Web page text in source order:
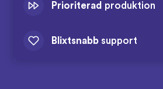
Prioriterad produktion
Blixtsnabb support